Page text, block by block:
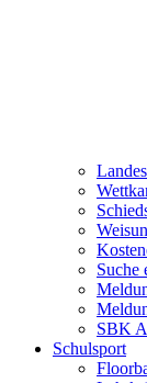
Suche
SBK
Schulsport